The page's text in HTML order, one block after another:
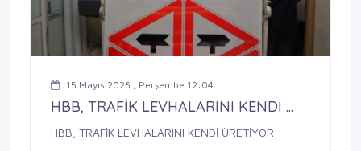
15 Mayıs 2025 , Perşembe 12:04
HBB, TRAFİK LEVHALARINI KENDİ ...
HBB, TRAFİK LEVHALARINI KENDİ ÜRETİYOR